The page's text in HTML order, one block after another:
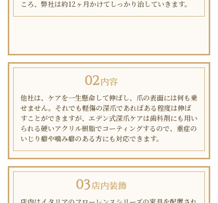
ころ、弊社は約12ヶ月かけてしっかり治していきます。
内容
他社は、ケアを一生懸命して伸ばし、爪の表面には何も乗
せません。それでも軽傷の深爪であればある程度は伸ば
すことができますが、エデン式深爪ケアは歯科剤にも用い
られる硬いアクリル樹脂でコーティングするので、重症の
いじり癖や噛み癖のある方にも対応できます。
店内装飾